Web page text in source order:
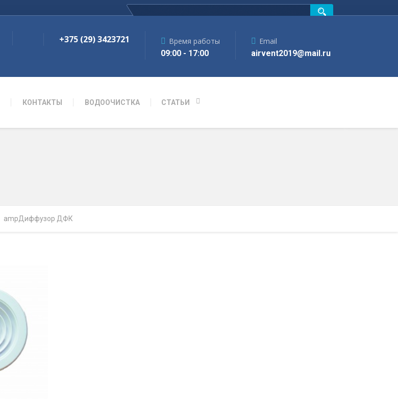
КОНТАКТЫ ВОДООЧИСТКА СТАТЬИ
+375 (29) 3423721
Время работы
09:00 - 17:00
Email
airvent2019@mail.ru
ampДиффузор ДФК